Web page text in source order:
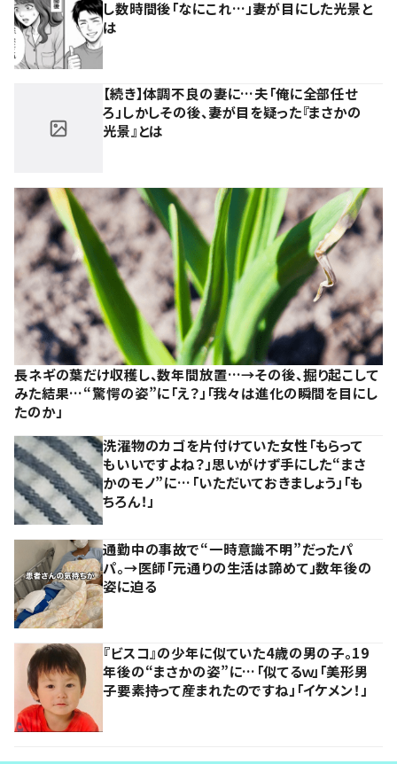
し数時間後「なにこれ…」妻が目にした光景と
は
【続き】体調不良の妻に…夫「俺に全部任せ
ろ」しかしその後、妻が目を疑った『まさかの
光景』とは
長ネギの葉だけ収穫し、数年間放置…→その後、掘り起こして
みた結果…“驚愕の姿”に「え？」「我々は進化の瞬間を目にし
たのか」
洗濯物のカゴを片付けていた女性「もらって
もいいですよね？」思いがけず手にした“まさ
かのモノ”に…「いただいておきましょう」「も
ちろん！」
通勤中の事故で“一時意識不明”だったパ
パ。→医師「元通りの生活は諦めて」数年後の
姿に迫る
『ビスコ』の少年に似ていた4歳の男の子。19
年後の“まさかの姿”に…「似てるｗ」「美形男
子要素持って産まれたのですね」「イケメン！」